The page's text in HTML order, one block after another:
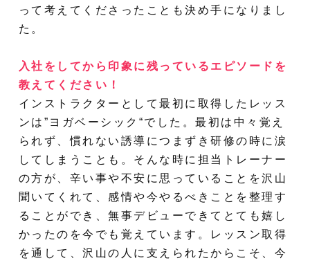
って考えてくださったことも決め手になりまし
た。
入社をしてから印象に残っているエピソードを
教えてください！
インストラクターとして最初に取得したレッス
ンは”ヨガベーシック“でした。最初は中々覚え
られず、慣れない誘導につまずき研修の時に涙
してしまうことも。そんな時に担当トレーナー
の方が、辛い事や不安に思っていることを沢山
聞いてくれて、感情や今やるべきことを整理す
ることができ、無事デビューできてとても嬉し
かったのを今でも覚えています。レッスン取得
を通して、沢山の人に支えられたからこそ、今